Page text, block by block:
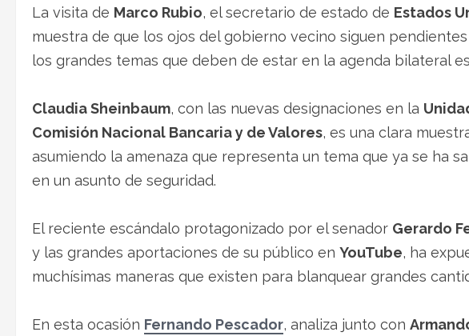
La visita de Marco Rubio, el secretario de estado de Estados
muestra de que los ojos del gobierno vecino siguen
los grandes temas que deben de estar en la agenda bilateral
Claudia Sheinbaum, con las nuevas designaciones en la
Comisión Nacional Bancaria y de Valores, es una clara
asumiendo la amenaza que representa un tema que ya se ha
en un asunto de seguridad.
El reciente escándalo protagonizado por el senador Gerardo
y las grandes aportaciones de su público en YouTube, ha
muchísimas maneras que existen para blanquear grandes
En esta ocasión Fernando Pescador, analiza junto con